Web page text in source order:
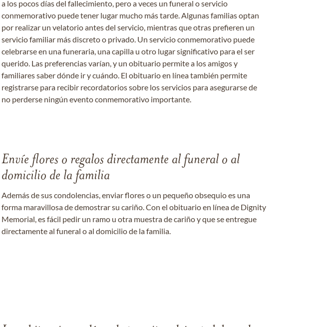
a los pocos días del fallecimiento, pero a veces un funeral o servicio
conmemorativo puede tener lugar mucho más tarde. Algunas familias optan
por realizar un velatorio antes del servicio, mientras que otras prefieren un
servicio familiar más discreto o privado. Un servicio conmemorativo puede
celebrarse en una funeraria, una capilla u otro lugar significativo para el ser
querido. Las preferencias varían, y un obituario permite a los amigos y
familiares saber dónde ir y cuándo. El obituario en línea también permite
registrarse para recibir recordatorios sobre los servicios para asegurarse de
no perderse ningún evento conmemorativo importante.
Envíe flores o regalos directamente al funeral o al
domicilio de la familia
Además de sus condolencias, enviar flores o un pequeño obsequio es una
forma maravillosa de demostrar su cariño. Con el obituario en línea de Dignity
Memorial, es fácil pedir un ramo u otra muestra de cariño y que se entregue
directamente al funeral o al domicilio de la familia.